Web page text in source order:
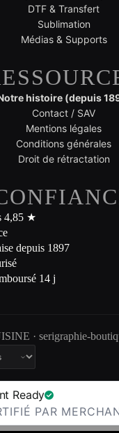
DTF & Transfert
Sublimation
Médias & Supports
histoire (depuis
Contact / SAV
Mentions légales
Conditions générales
Droit de rétractation
4,85 ★
depuis 1897
14 j
· serigraphie-
Ready
PAR